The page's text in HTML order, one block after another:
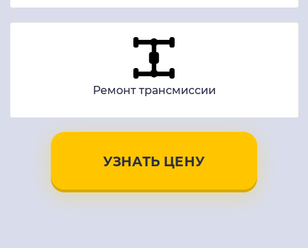
Ремонт трансмиссии
УЗНАТЬ ЦЕНУ